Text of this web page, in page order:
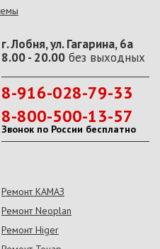
г. Лобня, ул. Гагарина, 6а
8.00 - 20.00 без выходных
8-916-028-79-33
8-800-500-13-57
Звонок по России бесплатно
Ремонт КАМАЗ
Ремонт Neoplan
Ремонт Higer